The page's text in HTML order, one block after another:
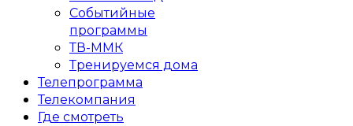
Событийные
программы
ТВ-ММК
Тренируемся дома
Телепрограмма
Телекомпания
Где смотреть